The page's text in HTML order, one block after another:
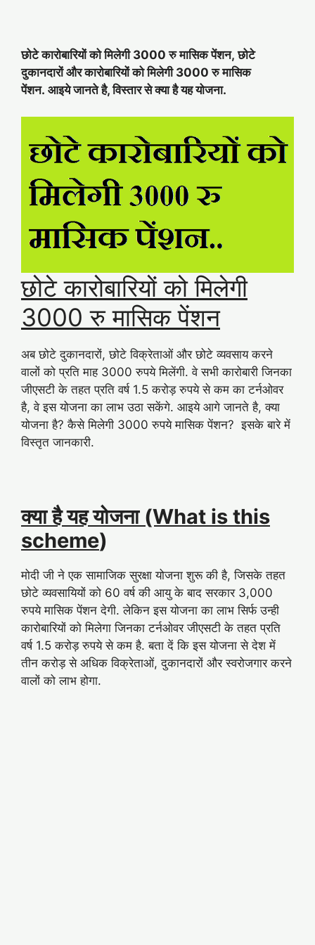
छोटे कारोबारियों कोमिलेगी 3000 रु मासिक पेंशन, छोटे
दुकानदारों और कारोबारियों को मिलेगी 3000 रु मासिक
पेंशन. आइये जानते है, विस्तार से क्या है यह योजना.
छोटे कारोबारियों को मिलेगी
3000 रु मासिक पेंशन
अब छोटे दुकानदारों, छोटे विक्रेताओं और छोटे व्यवसाय करने
वालों को प्रति माह 3000 रुपये मिलेंगी. वे सभी कारोबारी जिनका
जीएसटी के तहत प्रति वर्ष 1.5 करोड़ रुपये से कम का टर्नओवर
है, वे इस योजना का लाभ उठा सकेंगे. आइये आगे जानते है, क्या
योजना है? कैसे मिलेगी 3000 रुपये मासिक पेंशन? इसके बारे में
विस्तृत जानकारी.
क्या है यह योजना (What is this
scheme)
मोदी जी ने एक सामाजिक सुरक्षा योजना शुरू की है, जिसके तहत
छोटे व्यवसायियों को 60 वर्ष की आयु के बाद सरकार 3,000
रुपये मासिक पेंशन देगी. लेकिन इस योजना का लाभ सिर्फ उन्ही
कारोबारियों को मिलेगा जिनका टर्नओवर जीएसटी के तहत प्रति
वर्ष 1.5 करोड़ रुपये से कम है. बता दें कि इस योजना से देश में
तीन करोड़ से अधिक विक्रेताओं, दुकानदारों और स्वरोजगार करने
वालों को लाभ होगा.